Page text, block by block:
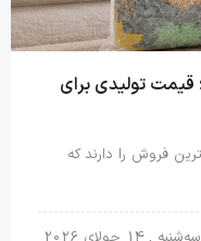
قیمت تولیدی برای
فروش را دارند که